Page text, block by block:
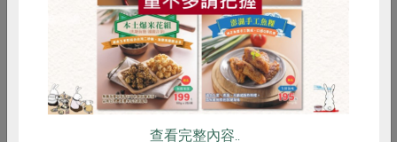
你可能有興趣的食譜
查看完整內容..